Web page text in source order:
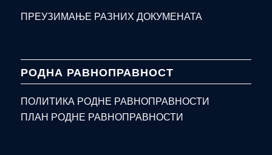
ПРЕУЗИМАЊЕ РАЗНИХ ДОКУМЕНАТА
РОДНА РАВНОПРАВНОСТ
ПОЛИТИКА РОДНЕ РАВНОПРАВНОСТИ
ПЛАН РОДНЕ РАВНОПРАВНОСТИ